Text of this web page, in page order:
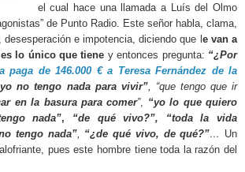
el cual hace una llamada a Luís del Olmo
de Punto Radio. Este señor habla, clama,
e impotencia, diciendo que l e van a
lo único que tiene y entonces pregunta: “¿Por
paga de 146.000 € a Teresa Fernández de la
no tengo nada para vivir”,
“que tengo que ir
en la basura para comer”, “yo lo que quiero
nada”, “de qué vivo?”,
“toda la vida
tengo nada”, “¿de qué vivo, de qué?”… Un
pues este hombre tiene toda la razón del